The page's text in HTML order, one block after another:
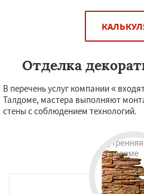
Отделка
В перечень услуг компании «
Талдоме, мастера выполняют
стены с соблюдением технологий.